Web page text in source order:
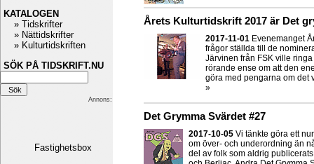
Årets Kulturtidskrift 2017 är Det
2017-11-01 Evenemanget
frågor ställda till de
Järvinen från FSK ville
rörande ense om att den
göra med pengarna om det
»
Det Grymma Svärdet #27
2017-10-05 Vi tänkte göra ett
om över- och underordning än
del av folk som aldrig
KATALOGEN
» Tidskrifter
» Nättidskrifter
» Kulturtidskriften
SÖK PÅ TIDSKRIFT.NU
Annons:
Fastighetsbox